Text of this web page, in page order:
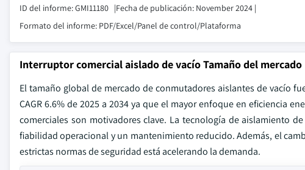
ID del informe: GMI11180 |Fecha de publicación: November 2024 |
Formato del informe: PDF/Excel/Panel de control/Plataforma
Interruptor comercial aislado de vacío Tamaño del mercado
El tamaño global de mercado de conmutadores aislantes de vacío
CAGR 6.6% de 2025 a 2034 ya que el mayor enfoque en eficiencia
comerciales son motivadores clave. La tecnología de aislamiento
fiabilidad operacional y un mantenimiento reducido. Además, el
estrictas normas de seguridad está acelerando la demanda.